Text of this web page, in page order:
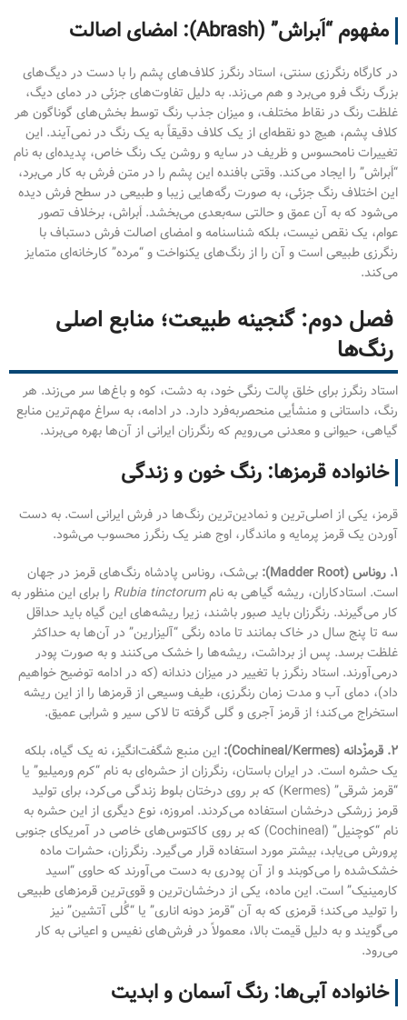
مفهوم “اَبراش” (Abrash): امضای اصالت
در کارگاه رنگرزی سنتی، استاد رنگرز کلاف‌های پشم را با دست در دیگ‌های
بزرگ رنگ فرو می‌برد و هم می‌زند. به دلیل تفاوت‌های جزئی در دمای دیگ،
غلظت رنگ در نقاط مختلف، و میزان جذب رنگ توسط بخش‌های گوناگون هر
کلاف پشم، هیچ دو نقطه‌ای از یک کلاف دقیقاً به یک رنگ در نمی‌آیند. این
تغییرات نامحسوس و ظریف در سایه و روشن یک رنگ خاص، پدیده‌ای به نام
“اَبراش” را ایجاد می‌کند. وقتی بافنده این پشم را در متن فرش به کار می‌برد،
این اختلاف رنگ جزئی، به صورت رگه‌هایی زیبا و طبیعی در سطح فرش دیده
می‌شود که به آن عمق و حالتی سه‌بعدی می‌بخشد. اَبراش، برخلاف تصور
عوام، یک نقص نیست، بلکه شناسنامه و امضای اصالت فرش دستباف با
رنگرزی طبیعی است و آن را از رنگ‌های یکنواخت و “مرده” کارخانه‌ای متمایز
می‌کند.
فصل دوم: گنجینه طبیعت؛ منابع اصلی
رنگ‌ها
استاد رنگرز برای خلق پالت رنگی خود، به دشت، کوه و باغ‌ها سر می‌زند. هر
رنگ، داستانی و منشأیی منحصربه‌فرد دارد. در ادامه، به سراغ مهم‌ترین منابع
گیاهی، حیوانی و معدنی می‌رویم که رنگرزان ایرانی از آن‌ها بهره می‌برند.
خانواده قرمزها: رنگ خون و زندگی
قرمز، یکی از اصلی‌ترین و نمادین‌ترین رنگ‌ها در فرش ایرانی است. به دست
آوردن یک قرمز پرمایه و ماندگار، اوج هنر یک رنگرز محسوب می‌شود.
۱. روناس (Madder Root):
بی‌شک، روناس پادشاه رنگ‌های قرمز در جهان
است. استادکاران، ریشه گیاهی به نامRubia tinctorum را برای این منظور به
کار می‌گیرند. رنگرزان باید صبور باشند، زیرا ریشه‌های این گیاه باید حداقل
سه تا پنج سال در خاک بمانند تا ماده رنگی “آلیزارین” در آن‌ها به حداکثر
غلظت برسد. پس از برداشت، ریشه‌ها را خشک می‌کنند و به صورت پودر
درمی‌آورند. استاد رنگرز با تغییر در میزان دندانه (که در ادامه توضیح خواهیم
داد)، دمای آب و مدت زمان رنگرزی، طیف وسیعی از قرمزها را از این ریشه
استخراج می‌کند؛ از قرمز آجری و گلی گرفته تا لاکی سیر و شرابی عمیق.
۲. قرمزْدانه (Cochineal/Kermes):
این منبع شگفت‌انگیز، نه یک گیاه، بلکه
یک حشره است. در ایران باستان، رنگرزان از حشره‌ای به نام “کرم ورمیلیو” یا
“قرمز شرقی” (Kermes) که بر روی درختان بلوط زندگی می‌کرد، برای تولید
قرمز زرشکی درخشان استفاده می‌کردند. امروزه، نوع دیگری از این حشره به
نام “کوچنیل” (Cochineal) که بر روی کاکتوس‌های خاصی در آمریکای جنوبی
پرورش می‌یابد، بیشتر مورد استفاده قرار می‌گیرد. رنگرزان، حشرات ماده
خشک‌شده را می‌کوبند و از آن پودری به دست می‌آورند که حاوی “اسید
کارمینیک” است. این ماده، یکی از درخشان‌ترین و قوی‌ترین قرمزهای طبیعی
را تولید می‌کند؛ قرمزی که به آن “قرمز دونه اناری” یا “گُلی آتشین” نیز
می‌گویند و به دلیل قیمت بالا، معمولاً در فرش‌های نفیس و اعیانی به کار
می‌رود.
خانواده آبی‌ها: رنگ آسمان و ابدیت